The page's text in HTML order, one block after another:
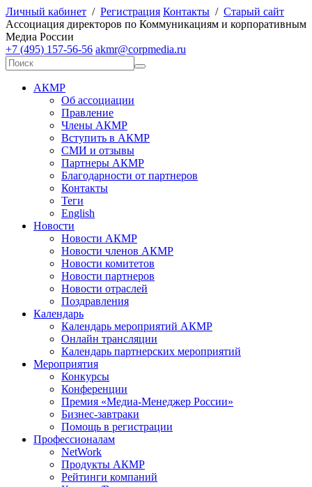
Личный кабинет / Регистрация Контакты / Старый сайт
Ассоциация директоров по Коммуникациям и корпоративным
Медиа России
+7 (495) 157-56-56 akmr@corpmedia.ru
АКМР
Об ассоциации
Правление
Члены АКМР
Вступить в АКМР
СМИ и отзывы
Партнеры АКМР
Благодарности от партнеров
Контакты
Теги
English
Новости
Новости АКМР
Новости членов АКМР
Новости комитетов
Новости партнеров
Новости отраслей
Поздравления
Календарь
Календарь мероприятий АКМР
Онлайн трансляции
Календарь партнерских мероприятий
Мероприятия
Конкурсы
Конференции
Премия «Медиа-Менеджер России»
Бизнес-завтраки
Помощь в регистрации
Профессионалам
NetWork
Продукты АКМР
Рейтинги компаний